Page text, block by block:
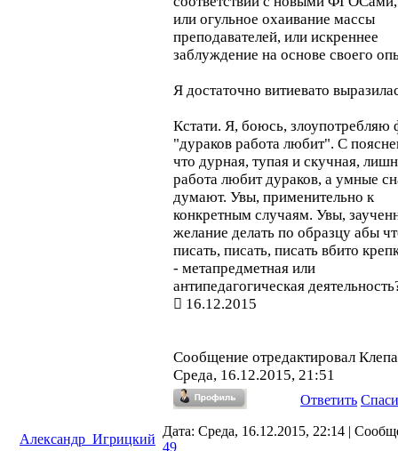
или огульное охаивание массы
преподавателей, или искреннее
заблуждение на основе своего
Я достаточно витиевато
Кстати. Я, боюсь, злоупотребляю
"дураков работа любит". С
что дурная, тупая и скучная,
работа любит дураков, а умные
думают. Увы, применительно к
конкретным случаям. Увы,
желание делать по образцу абы
писать, писать, писать вбито
- метапредметная или
антипедагогическая
16.12.2015
Сообщение отредактировал
Среда, 16.12.2015, 21:51
Ответить
Александр_Игрицкий
Дата: Среда, 16.12.2015, 22:14 |
49